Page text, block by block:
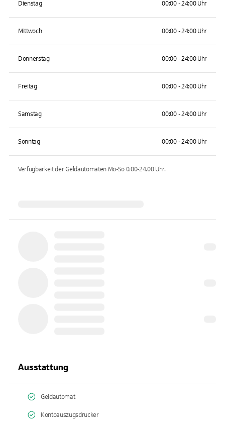
Dienstag 00:00 - 24:00 Uhr
Mittwoch 00:00 - 24:00 Uhr
Donnerstag 00:00 - 24:00 Uhr
Freitag 00:00 - 24:00 Uhr
Samstag 00:00 - 24:00 Uhr
Sonntag 00:00 - 24:00 Uhr
Verfügbarkeit der Geldautomaten Mo-So 0.00-24.00Uhr.
Ausstattung
Geldautomat
Kontoauszugsdrucker